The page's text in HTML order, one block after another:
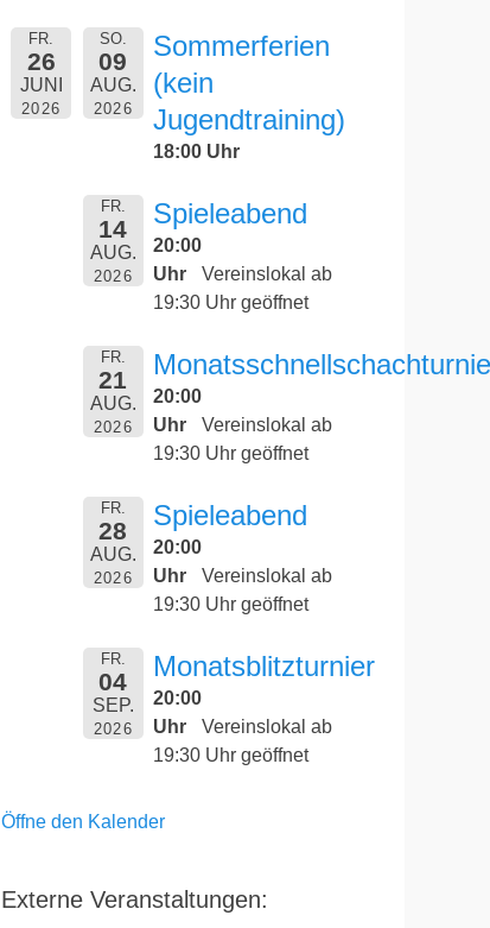
FR.
26
JUNI
2026
SO.
09
AUG.
2026
Sommerferien
(kein
Jugendtraining)
18:00 Uhr
FR.
14
AUG.
2026
Spieleabend
20:00
Uhr
Vereinslokal ab
19:30 Uhr geöffnet
FR.
21
AUG.
2026
20:00
Uhr
Vereinslokal ab
19:30 Uhr geöffnet
FR.
28
AUG.
2026
Spieleabend
20:00
Uhr
Vereinslokal ab
19:30 Uhr geöffnet
FR.
04
SEP.
2026
Monatsblitzturnier
20:00
Uhr
Vereinslokal ab
19:30 Uhr geöffnet
Öffne den Kalender
Externe Veranstaltungen: